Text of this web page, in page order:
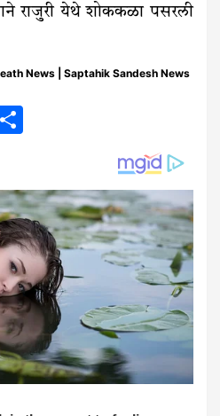
राजुरी येथे शोककळा पसरली
News | Saptahik Sandesh News